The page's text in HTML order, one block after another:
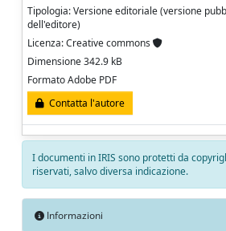
Tipologia: Versione editoriale (versione
dell'editore)
Licenza: Creative commons
Dimensione 342.9 kB
Formato Adobe PDF
Contatta l'autore
I documenti in IRIS sono protetti da
riservati, salvo diversa indicazione.
Informazioni